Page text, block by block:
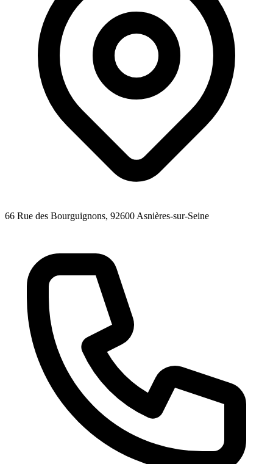
66 Rue des Bourguignons, 92600 Asnières-sur-Seine